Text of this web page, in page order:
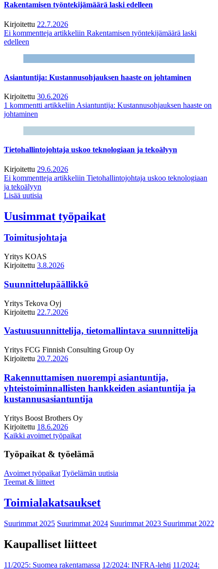
Rakentamisen työntekijämäärä laski edelleen
Kirjoitettu 22.7.2026
Ei kommentteja artikkeliin Rakentamisen työntekijämäärä laski
edelleen
Asiantuntija: Kustannusohjauksen haaste on johtaminen
Kirjoitettu 30.6.2026
1 kommentti artikkeliin Asiantuntija: Kustannusohjauksen haaste on
johtaminen
Tietohallintojohtaja uskoo teknologiaan ja tekoälyyn
Kirjoitettu 29.6.2026
Ei kommentteja artikkeliin Tietohallintojohtaja uskoo teknologiaan
ja tekoälyyn
Lisää uutisia
Uusimmat työpaikat
Toimitusjohtaja
Yritys KOAS
Kirjoitettu 3.8.2026
Suunnittelupäällikkö
Yritys Tekova Oyj
Kirjoitettu 22.7.2026
Vastuusuunnittelija, tietomallintava suunnittelija
Yritys FCG Finnish Consulting Group Oy
Kirjoitettu 20.7.2026
Rakennuttamisen nuorempi asiantuntija,
yhteistoiminnallisten hankkeiden asiantuntija ja
kustannusasiantuntija
Yritys Boost Brothers Oy
Kirjoitettu 18.6.2026
Kaikki avoimet työpaikat
Työpaikat & työelämä
Avoimet työpaikat Työelämän uutisia
Teemat & liitteet
Toimialakatsaukset
Suurimmat 2025 Suurimmat 2024 Suurimmat 2023 Suurimmat 2022
Kaupalliset liitteet
11/2025: Suomea rakentamassa 12/2024: INFRA-lehti 11/2024: